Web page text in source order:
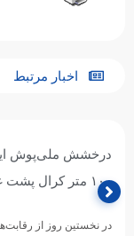
اخبار مرتبط
درخشش ملی‌پوش
۱۰۰ متر کرال پشت غرب آسیا شد